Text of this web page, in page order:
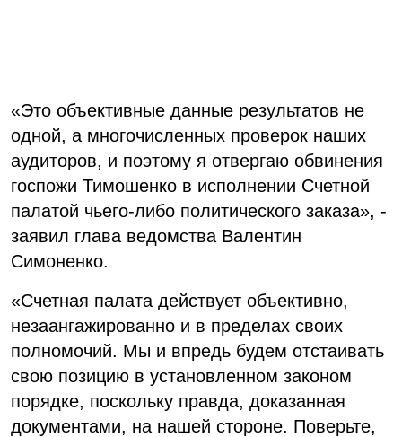
«Это объективные данные результатов не
одной, а многочисленных проверок наших
аудиторов, и поэтому я отвергаю обвинения
госпожи Тимошенко в исполнении Счетной
палатой чьего-либо политического заказа», -
заявил глава ведомства Валентин
Симоненко.
«Счетная палата действует объективно,
незаангажированно и в пределах своих
полномочий. Мы и впредь будем отстаивать
свою позицию в установленном законом
порядке, поскольку правда, доказанная
документами, на нашей стороне. Поверьте,